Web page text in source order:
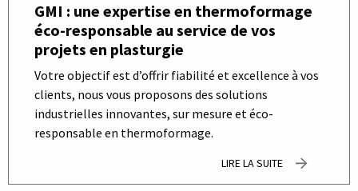
GMI : une expertise en thermoformage
éco-responsable au service de vos
projets en plasturgie
Votre objectif est d’offrir fiabilité et excellence à vos
clients, nous vous proposons des solutions
industrielles innovantes, sur mesure et éco-
responsable en thermoformage.
LIRE LA SUITE